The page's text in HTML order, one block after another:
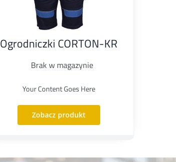
Ogrodniczki CORTON-KR
Brak w magazynie
Your Content Goes Here
Zobacz produkt